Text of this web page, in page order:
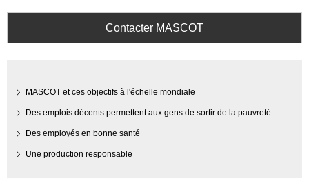
Contacter MASCOT
MASCOT et ces objectifs à l'échelle mondiale
Des emplois décents permettent aux gens de sortir de la pauvreté
Des employés en bonne santé
Une production responsable